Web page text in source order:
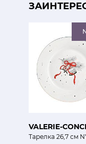
VALERIE-
Тарелка 26,7 см